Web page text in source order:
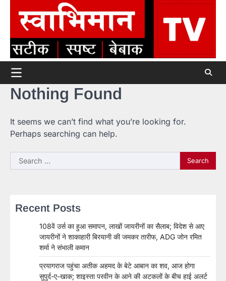
content
Nothing Found
It seems we can’t find what you’re looking for.
Perhaps searching can help.
Search
for:
Recent Posts
108वें उर्स का हुआ समापन, लाखों जायरीनों का सैलाब; विदेश से आए
जायरीनों ने शाकाहारी बिरयानी की जमकर तारीफ, ADG जोन रमित
शर्मा ने संभाली कमान
प्रयागराज पहुंचा अतीक अहमद के बेटे आबान का शव, आज होगा
सुपुर्द-ए-खाक; शाइस्ता परवीन के आने की अटकलों के बीच हाई अलर्ट